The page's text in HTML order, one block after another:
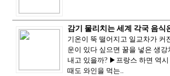
감기 물리치는 세계 각국 음식
기온이 뚝 떨어지고 일교차가 커
운이 있다 싶으면 꿀을 넣은 생
내고 있을까? ▶프랑스 하면 역시
때도 와인을 먹는..